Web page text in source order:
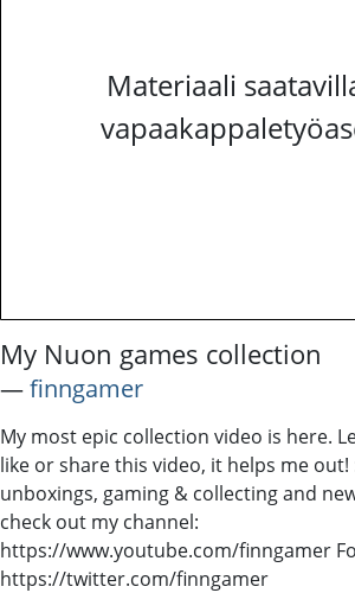
Materiaali
My Nuon games collection
―finngamer
My most epic collection video is here.
like or share this video, it helps me out!
unboxings, gaming & collecting and
check out my channel:
https://www.youtube.com/finngamer
https://twitter.com/finngamer